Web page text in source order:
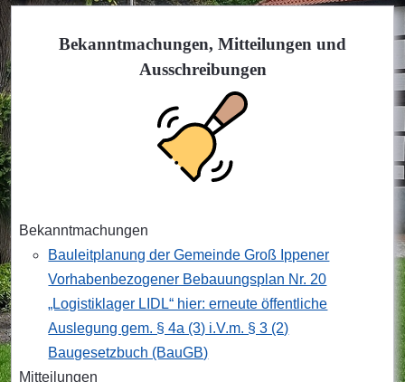
Bekanntmachungen, Mitteilungen und
Ausschreibungen
Bekanntmachungen
Bauleitplanung der Gemeinde Groß Ippener
Vorhabenbezogener Bebauungsplan Nr. 20
„Logistiklager LIDL“ hier: erneute öffentliche
Auslegung gem. § 4a (3) i.V.m. § 3 (2)
Baugesetzbuch (BauGB)
Mitteilungen